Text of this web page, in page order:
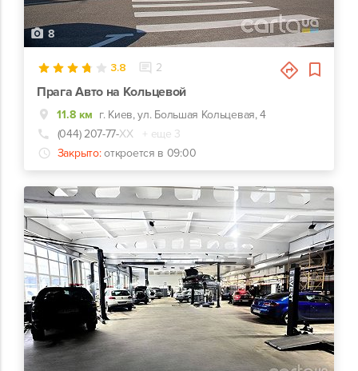
8
3.8 2
Прага Авто на Кольцевой
11.8 км г. Киев, ул. Большая Кольцевая, 4
(044) 207-77-ХХ
+ еще 3
Закрыто: откроется в 09:00